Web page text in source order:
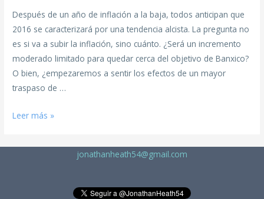
Después de un año de inflación a la baja, todos anticipan que
2016 se caracterizará por una tendencia alcista. La pregunta no
es si va a subir la inflación, sino cuánto. ¿Será un incremento
moderado limitado para quedar cerca del objetivo de Banxico?
O bien, ¿empezaremos a sentir los efectos de un mayor
traspaso de …
Leer más »
jonathanheath54@gmail.com